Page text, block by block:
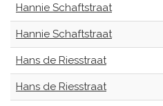
Hannie Schaftstraat
Hannie Schaftstraat
Hans de Riesstraat
Hans de Riesstraat